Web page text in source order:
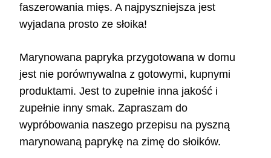
faszerowania mięs. A najpyszniejsza jest
wyjadana prosto ze słoika!
Marynowana papryka przygotowana w domu
jest nie porównywalna z gotowymi, kupnymi
produktami. Jest to zupełnie inna jakość i
zupełnie inny smak. Zapraszam do
wypróbowania naszego przepisu na pyszną
marynowaną paprykę na zimę do słoików.